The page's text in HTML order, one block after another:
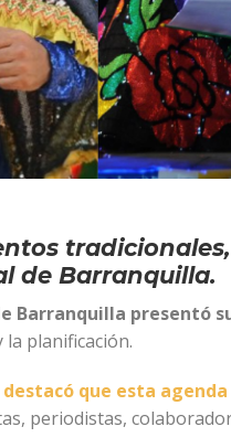
de Barranquilla.
Barranquilla presentó
planificación.
destacó que esta
periodistas,